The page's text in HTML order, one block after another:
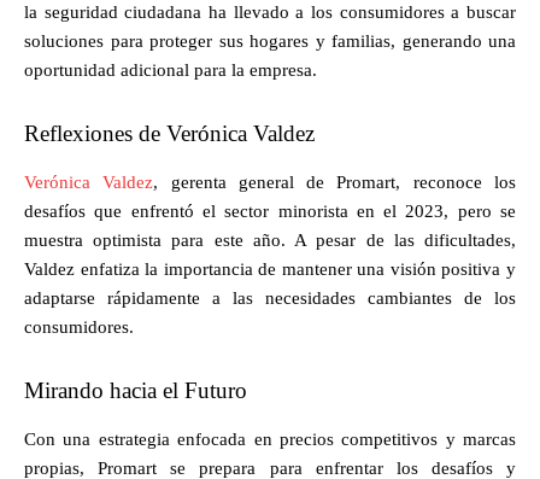
la seguridad ciudadana ha llevado a los consumidores a buscar
soluciones para proteger sus hogares y familias, generando una
oportunidad adicional para la empresa.
Reflexiones de Verónica Valdez
Verónica Valdez, gerenta general de Promart, reconoce los
desafíos que enfrentó el sector minorista en el 2023, pero se
muestra optimista para este año. A pesar de las dificultades,
Valdez enfatiza la importancia de mantener una visión positiva y
adaptarse rápidamente a las necesidades cambiantes de los
consumidores.
Mirando hacia el Futuro
Con una estrategia enfocada en precios competitivos y marcas
propias, Promart se prepara para enfrentar los desafíos y